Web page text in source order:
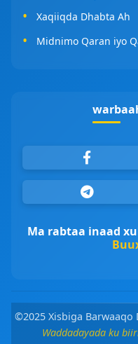
Xaqiiqda Dhabta Ah
Midnimo Qaran iyo
Ma rabtaa inaad
©2025 Xisbiga
Waddadayada ku